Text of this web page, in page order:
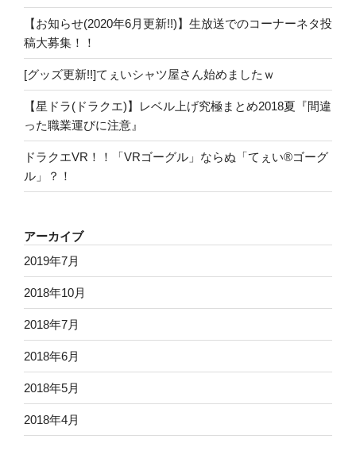
【お知らせ(2020年6月更新!!)】生放送でのコーナーネタ投
稿大募集！！
[グッズ更新!!]てぇいシャツ屋さん始めましたｗ
【星ドラ(ドラクエ)】レベル上げ究極まとめ2018夏『間違
った職業運びに注意』
ドラクエVR！！「VRゴーグル」ならぬ「てぇい®ゴーグ
ル」？！
アーカイブ
2019年7月
2018年10月
2018年7月
2018年6月
2018年5月
2018年4月